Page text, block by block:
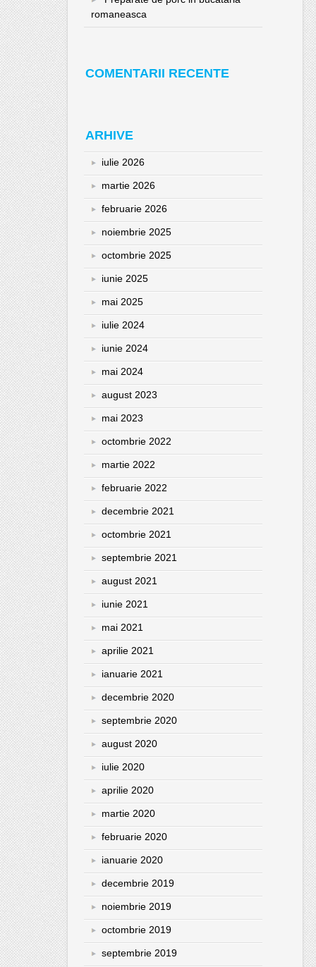
romaneasca
COMENTARII RECENTE
ARHIVE
iulie 2026
martie 2026
februarie 2026
noiembrie 2025
octombrie 2025
iunie 2025
mai 2025
iulie 2024
iunie 2024
mai 2024
august 2023
mai 2023
octombrie 2022
martie 2022
februarie 2022
decembrie 2021
octombrie 2021
septembrie 2021
august 2021
iunie 2021
mai 2021
aprilie 2021
ianuarie 2021
decembrie 2020
septembrie 2020
august 2020
iulie 2020
aprilie 2020
martie 2020
februarie 2020
ianuarie 2020
decembrie 2019
noiembrie 2019
octombrie 2019
septembrie 2019